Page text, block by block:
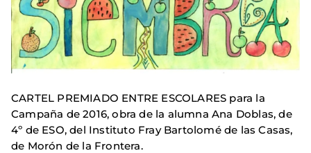
CARTEL PREMIADO ENTRE ESCOLARES para la
Campaña de 2016, obra de la alumna Ana Doblas, de
4º de ESO, del Instituto Fray Bartolomé de las Casas,
de Morón de la Frontera.